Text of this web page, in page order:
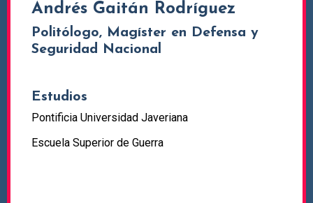
Andrés Gaitán Rodríguez
Politólogo, Magíster en Defensa y
Seguridad Nacional
Estudios
Pontificia Universidad Javeriana
Escuela Superior de Guerra